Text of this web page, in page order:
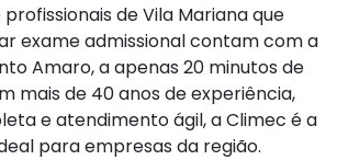
de Vila Mariana que
exame admissional contam com a
Amaro, a apenas 20 minutos de
mais de 40 anos de experiência,
e atendimento ágil, a Climec é a
para empresas da região.